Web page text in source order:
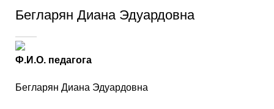
Бегларян Диана Эдуардовна
Ф.И.О. педагога
Бегларян Диана Эдуардовна